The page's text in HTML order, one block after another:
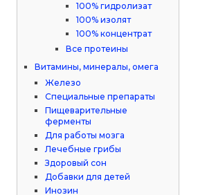
100% гидролизат
100% изолят
100% концентрат
Все протеины
Витамины, минералы, омега
Железо
Специальные препараты
Пищеварительные
ферменты
Для работы мозга
Лечебные грибы
Здоровый сон
Добавки для детей
Инозин